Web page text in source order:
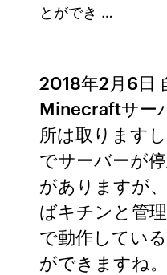
とができ …
2018年2月6日
Minecraftサー
所は取ります
でサーバーが
がありますが
ばキチンと管
で動作してい
ができますね